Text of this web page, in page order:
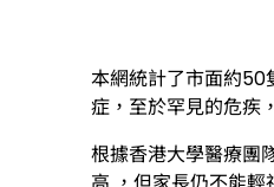
本網統計了市面約50
症，至於罕見的危疾
根據香港大學醫療團